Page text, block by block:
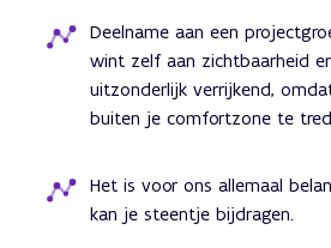
Deelname aan een
wint zelf aan zichtbaarheid
uitzonderlijk verrijkend,
buiten je comfortzone te
Het is voor ons allemaal
kan je steentje bijdragen.